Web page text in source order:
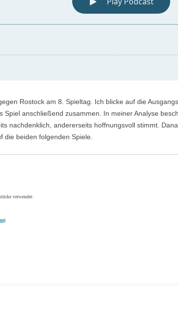
Rostock am 8. Spieltag. Ich blicke auf die
anschließend zusammen. In meiner Analyse
nachdenklich, andererseits hoffnungsvoll stimmt.
die beiden folgenden Spiele.
verwendet: